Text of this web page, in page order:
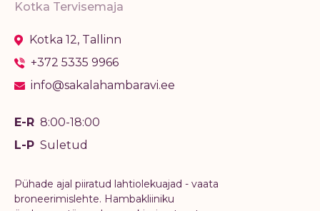
Kotka Tervisemaja
Kotka 12, Tallinn
+372 5335 9966
info@sakalahambaravi.ee
E-R 8:00-18:00
L-P Suletud
Pühade ajal piiratud lahtiolekuajad - vaata
broneerimislehte. Hambakliiniku